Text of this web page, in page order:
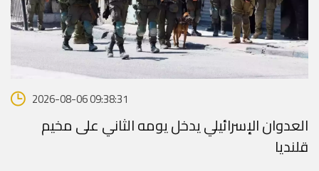
2026-08-06 09:38:31
العدوان الإسرائيلي يدخل يومه الثاني على مخيم
قلنديا